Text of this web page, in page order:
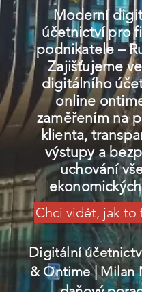
Moderní
účetnictví pro
podnikatele –
Zajišťujeme
digitálního
online
zaměřením na
klienta,
výstupy a
uchování
Chci vidět, jak to
Digitální
& Ontime| Milan